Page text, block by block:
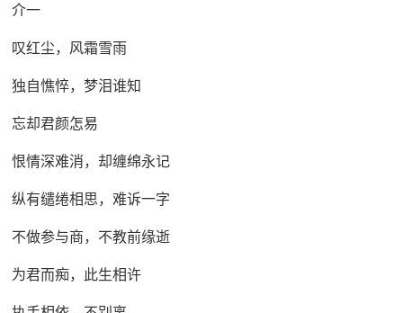
介一
叹红尘，风霜雪雨
独自憔悴，梦泪谁知
忘却君颜怎易
恨情深难消，却缠绵永记
纵有缱绻相思，难诉一字
不做参与商，不教前缘逝
为君而痴，此生相许